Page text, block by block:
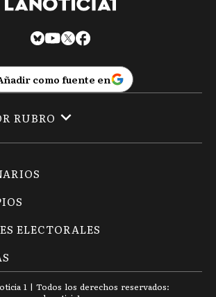
como fuente en
ELECTORALES
RUBRO
1 | Todos los derechos reservados: